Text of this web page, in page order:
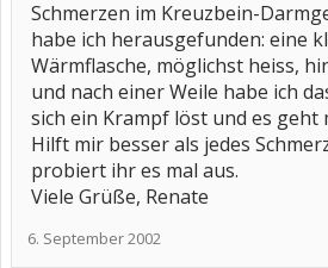
Schmerzen im Kreuzbein-
habe ich herausgefunden: eine
Wärmflasche, möglichst heiss,
und nach einer Weile habe ich
sich ein Krampf löst und es geht
Hilft mir besser als jedes
probiert ihr es mal aus.
Viele Grüße, Renate
6. September 2002